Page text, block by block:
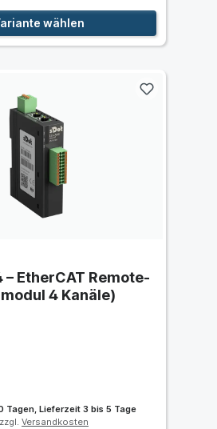
wählen
– EtherCAT Remote-
4 Kanäle)
Tagen, Lieferzeit 3 bis 5 Tage
Versandkosten